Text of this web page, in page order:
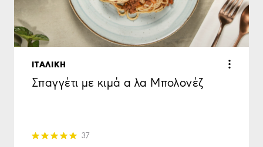
ΙΤΑΛΙΚΗ
Σπαγγέτι με κιμά α λα Μπολονέζ
37